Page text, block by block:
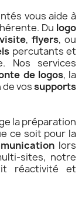
vous aide à
Du logo
, flyers, ou
percutants et
Nos services
de logos, la
vossupports
la préparation
ce soit pour la
lors
sites, notre
réactivité et